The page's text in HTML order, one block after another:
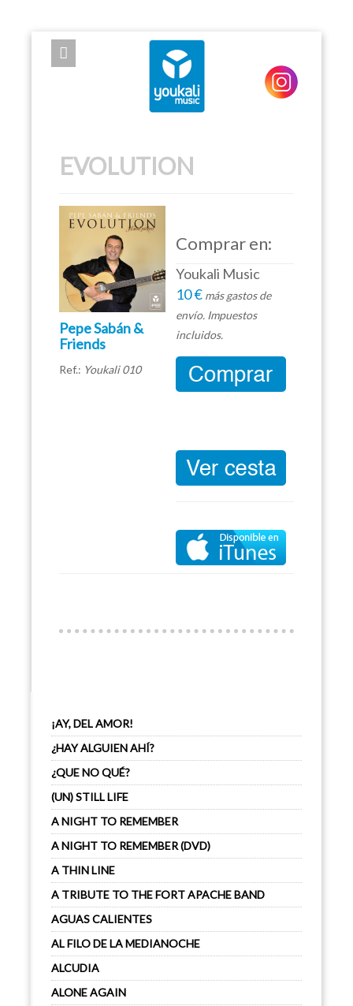
EXPOSE FRAMEWORK FOR JOOMLA 2.5 AND 3.0+
EVOLUTION
Pepe Sabán &
Friends
Ref.: Youkali 010
Comprar en:
Youkali Music
10 € más gastos de
envío. Impuestos
incluidos.
¡AY, DEL AMOR!
¿HAY ALGUIEN AHÍ?
¿QUE NO QUÉ?
(UN) STILL LIFE
A NIGHT TO REMEMBER
A NIGHT TO REMEMBER (DVD)
A THIN LINE
A TRIBUTE TO THE FORT APACHE BAND
AGUAS CALIENTES
AL FILO DE LA MEDIANOCHE
ALCUDIA
ALONE AGAIN